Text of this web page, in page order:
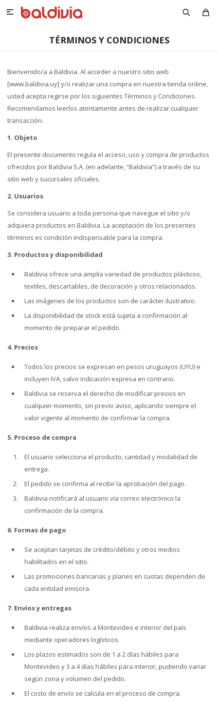

TÉRMINOS Y CONDICIONES
Bienvenido/a a Baldivia. Al acceder a nuestro sitio web
[www.baldivia.uy] y/o realizar una compra en nuestra tienda online,
usted acepta regirse por los siguientes Términos y Condiciones.
Recomendamos leerlos atentamente antes de realizar cualquier
transacción.
1. Objeto
El presente documento regula el acceso, uso y compra de productos
ofrecidos por Baldivia S.A. (en adelante, “Baldivia”) a través de su
sitio web y sucursales oficiales.
2. Usuarios
Se considera usuario a toda persona que navegue el sitio y/o
adquiera productos en Baldivia. La aceptación de los presentes
términos es condición indispensable para la compra.
3. Productos y disponibilidad
Baldivia ofrece una amplia variedad de productos plásticos,
textiles, descartables, de decoración y otros relacionados.
Las imágenes de los productos son de carácter ilustrativo.
La disponibilidad de stock está sujeta a confirmación al
momento de preparar el pedido.
4. Precios
Todos los precios se expresan en pesos uruguayos (UYU) e
incluyen IVA, salvo indicación expresa en contrario.
Baldivia se reserva el derecho de modificar precios en
cualquier momento, sin previo aviso, aplicando siempre el
valor vigente al momento de confirmar la compra.
5. Proceso de compra
El usuario selecciona el producto, cantidad y modalidad de
entrega.
El pedido se confirma al recibir la aprobación del pago.
Baldivia notificará al usuario vía correo electrónico la
confirmación de la compra.
6. Formas de pago
Se aceptan tarjetas de crédito/débito y otros medios
habilitados en el sitio.
Las promociones bancarias y planes en cuotas dependen de
cada entidad emisora.
7. Envíos y entregas
Baldivia realiza envíos a Montevideo e interior del país
mediante operadores logísticos.
Los plazos estimados son de 1 a 2 días hábiles para
Montevideo y 3 a 4 días hábiles para interior, pudiendo variar
según zona y volumen del pedido.
El costo de envío se calcula en el proceso de compra.